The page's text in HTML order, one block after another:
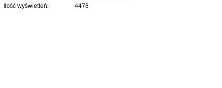
Ilość wyświetleń:
4478